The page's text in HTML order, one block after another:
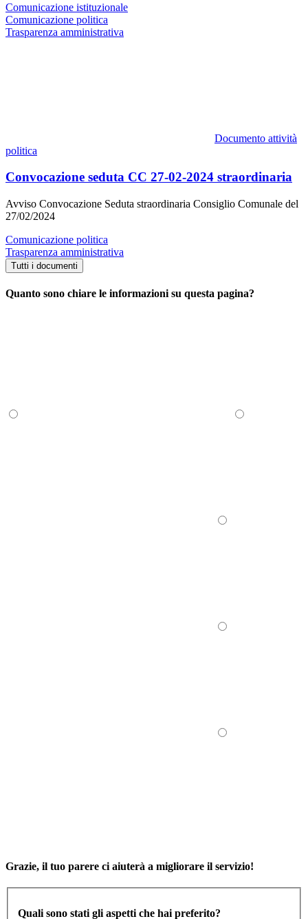
Comunicazione istituzionale
Comunicazione politica
Trasparenza amministrativa
Documento attività
politica
Convocazione seduta CC 27-02-2024 straordinaria
Avviso Convocazione Seduta straordinaria Consiglio Comunale del
27/02/2024
Comunicazione politica
Trasparenza amministrativa
Tutti i documenti
Quanto sono chiare le informazioni su questa pagina?
Grazie, il tuo parere ci aiuterà a migliorare il servizio!
Quali sono stati gli aspetti che hai preferito?